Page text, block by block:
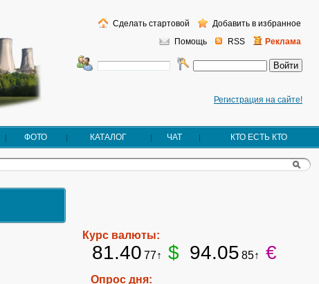
Регистрация на сайте!
Помощь RSS Реклама
Сделать стартовой Добавить в избранное
ФОТО КАТАЛОГ ЧАТ КТО ЕСТЬ КТО
Курс валюты:
81.40 77↑ $ 94.05 85↑ €
Опрос дня: